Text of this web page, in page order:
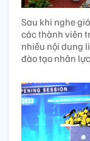
Sau khi nghe
các thành viên
nhiều nội dung
đào tạo nhân